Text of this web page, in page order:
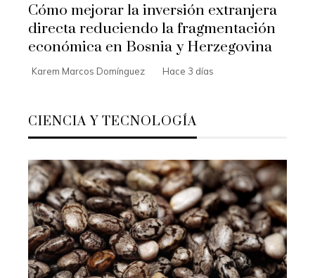
Cómo mejorar la inversión extranjera
directa reduciendo la fragmentación
económica en Bosnia y Herzegovina
Karem Marcos Domínguez Hace 3 días
CIENCIA Y TECNOLOGÍA